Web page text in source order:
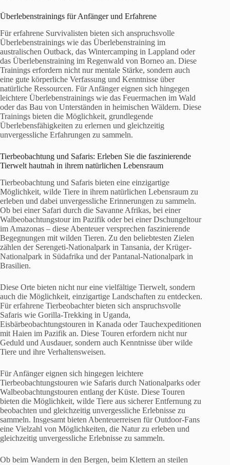
Überlebenstrainings für Anfänger und Erfahrene
Für erfahrene Survivalisten bieten sich anspruchsvolle
Überlebenstrainings wie das Überlebenstraining im
australischen Outback, das Wintercamping in Lappland oder
das Überlebenstraining im Regenwald von Borneo an. Diese
Trainings erfordern nicht nur mentale Stärke, sondern auch
eine gute körperliche Verfassung und Kenntnisse über
natürliche Ressourcen. Für Anfänger eignen sich hingegen
leichtere Überlebenstrainings wie das Feuermachen im Wald
oder das Bau von Unterständen in heimischen Wäldern. Diese
Trainings bieten die Möglichkeit, grundlegende
Überlebensfähigkeiten zu erlernen und gleichzeitig
unvergessliche Erfahrungen zu sammeln.
Tierbeobachtung und Safaris: Erleben Sie die faszinierende
Tierwelt hautnah in ihrem natürlichen Lebensraum
Tierbeobachtung und Safaris bieten eine einzigartige
Möglichkeit, wilde Tiere in ihrem natürlichen Lebensraum zu
erleben und dabei unvergessliche Erinnerungen zu sammeln.
Ob bei einer Safari durch die Savanne Afrikas, bei einer
Walbeobachtungstour im Pazifik oder bei einer Dschungeltour
im Amazonas – diese Abenteuer versprechen faszinierende
Begegnungen mit wilden Tieren. Zu den beliebtesten Zielen
zählen der Serengeti-Nationalpark in Tansania, der Krüger-
Nationalpark in Südafrika und der Pantanal-Nationalpark in
Brasilien.
Diese Orte bieten nicht nur eine vielfältige Tierwelt, sondern
auch die Möglichkeit, einzigartige Landschaften zu entdecken.
Für erfahrene Tierbeobachter bieten sich anspruchsvolle
Safaris wie Gorilla-Trekking in Uganda,
Eisbärbeobachtungstouren in Kanada oder Tauchexpeditionen
mit Haien im Pazifik an. Diese Touren erfordern nicht nur
Geduld und Ausdauer, sondern auch Kenntnisse über wilde
Tiere und ihre Verhaltensweisen.
Für Anfänger eignen sich hingegen leichtere
Tierbeobachtungstouren wie Safaris durch Nationalparks oder
Walbeobachtungstouren entlang der Küste. Diese Touren
bieten die Möglichkeit, wilde Tiere aus sicherer Entfernung zu
beobachten und gleichzeitig unvergessliche Erlebnisse zu
sammeln. Insgesamt bieten Abenteuerreisen für Outdoor-Fans
eine Vielzahl von Möglichkeiten, die Natur zu erleben und
gleichzeitig unvergessliche Erlebnisse zu sammeln.
Ob beim Wandern in den Bergen, beim Klettern an steilen